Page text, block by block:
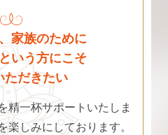
家族のために
いう方にこそ
ただきたい
精一杯サポートいたしま
楽しみにしております。